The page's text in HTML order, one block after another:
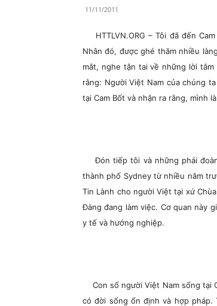
Nam
11/11/2011
HTTLVN.ORG – Tôi đã đến
Nhân đó, được ghé thăm nhiều
mắt, nghe tận tai về những lời
rằng: Người Việt Nam của chúng
tại Cam Bốt và nhận ra rằng, mình
Đón tiếp tôi và những phái
thành phố Sydney từ nhiều năm
Tin Lành cho người Việt tại xứ
Đàng đang làm việc. Cơ quan này
y tế và hướng nghiệp.
Con số người Việt Nam sống tại
có đời sống ổn định và hợp pháp.